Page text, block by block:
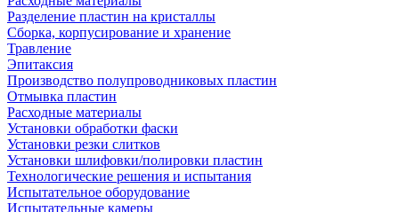
Разделение пластин на кристаллы
Сборка, корпусирование и хранение
Травление
Эпитаксия
Производство полупроводниковых пластин
Отмывка пластин
Расходные материалы
Установки обработки фаски
Установки резки слитков
Установки шлифовки/полировки пластин
Технологические решения и испытания
Испытательное оборудование
Испытательные камеры